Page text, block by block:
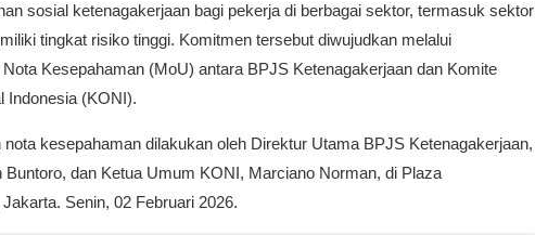
sosial ketenagakerjaan bagi pekerja di berbagai sektor, termasuk sektor
tingkat risiko tinggi. Komitmen tersebut diwujudkan melalui
Nota Kesepahaman (MoU) antara BPJS Ketenagakerjaan dan Komite
Indonesia (KONI).
nota kesepahaman dilakukan oleh Direktur Utama BPJS Ketenagakerjaan,
Buntoro, dan Ketua Umum KONI, Marciano Norman, di Plaza
Senin, 02 Februari 2026.